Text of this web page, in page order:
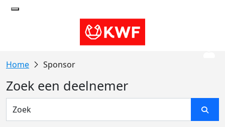
Sponsor
Zoek een deelnemer